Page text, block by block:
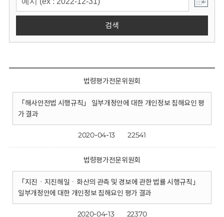
검색
법령평가전문위원회
「해사안전법 시행규칙」 일부개정안에 대한 개인정보 침해요인 평
가 결과
2020-04-13 22541
법령평가전문위원회
「지진ㆍ지진해일ㆍ화산의 관측 및 경보에 관한 법률 시행규칙」
일부개정안에 대한 개인정보 침해요인 평가 결과
2020-04-13 22370